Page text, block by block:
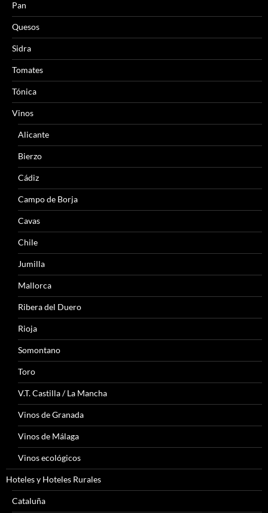
Pan
Quesos
Sidra
Tomates
Tónica
Vinos
Alicante
Bierzo
Cádiz
Campo de Borja
Cavas
Chile
Jumilla
Mallorca
Ribera del Duero
Rioja
Somontano
Toro
V.T. Castilla / La Mancha
Vinos de Granada
Vinos de Málaga
Vinos ecológicos
Hoteles y Hoteles Rurales
Cataluña